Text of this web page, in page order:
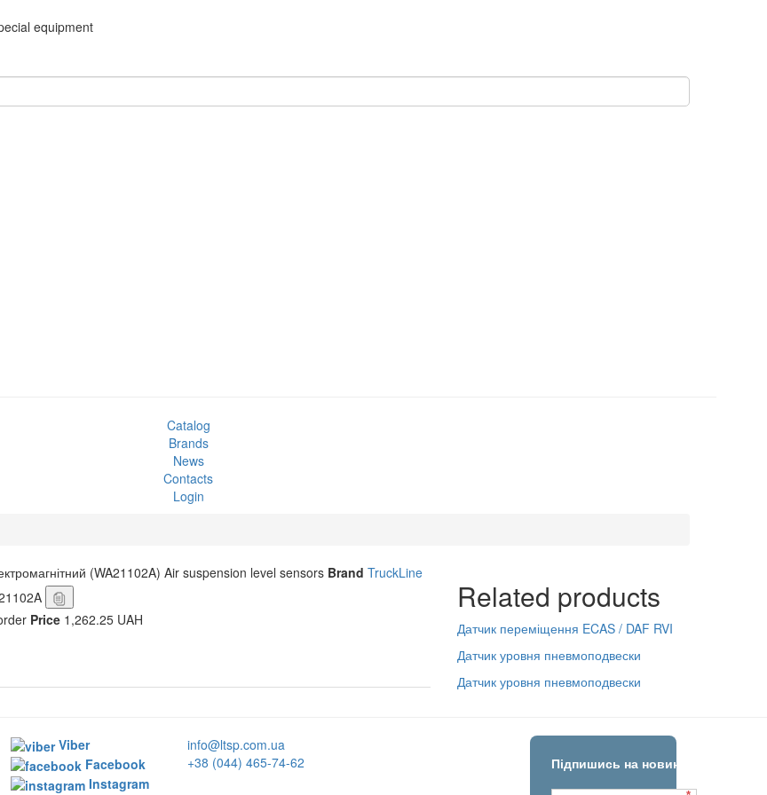
equipment
Catalog
Brands
News
Contacts
Login
(WA21102A) Air suspension level sensors Brand TruckLine
Price 1,262.25 UAH
Related products
Датчик переміщення ECAS / DAF RVI
Датчик уровня пневмоподвески
Датчик уровня пневмоподвески
Viber
Facebook
Instagram
info@ltsp.com.ua
+38 (044) 465-74-62
Підпишись на новини!